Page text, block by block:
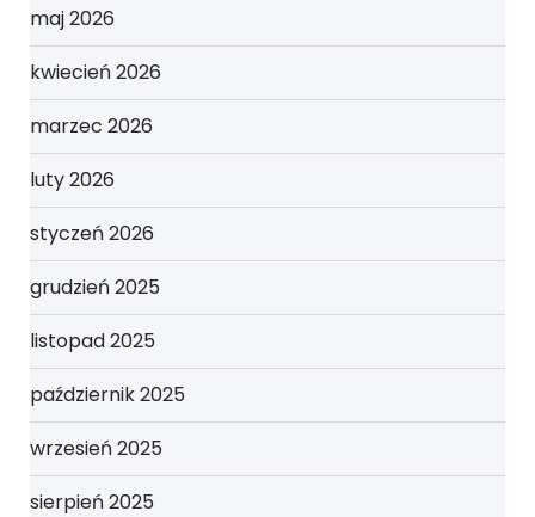
maj 2026
kwiecień 2026
marzec 2026
luty 2026
styczeń 2026
grudzień 2025
listopad 2025
październik 2025
wrzesień 2025
sierpień 2025